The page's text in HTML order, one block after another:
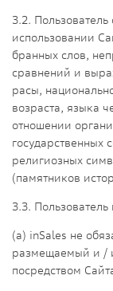
3.2. Пользователь
использовании
бранных слов,
сравнений и
расы,
возраста, языка
отношении
государственных
религиозных
(памятников
3.3. Пользователь
(а) inSales не
размещаемый и /
посредством